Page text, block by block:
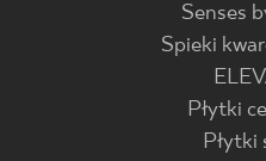
Senses
Spieki
Płytki
Płytki